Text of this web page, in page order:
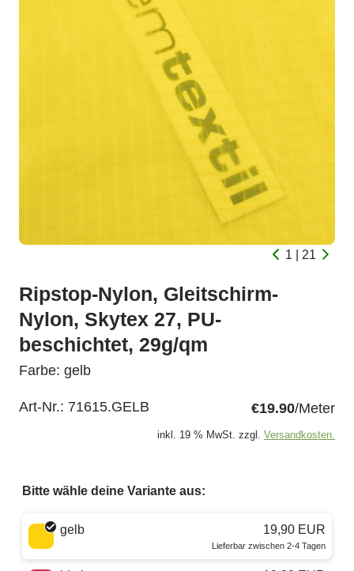
1 | 21
Ripstop-Nylon, Gleitschirm-
Nylon, Skytex 27, PU-
beschichtet, 29g/qm
Farbe: gelb
Art-Nr.: 71615.GELB €19.90/Meter
inkl. 19 % MwSt. zzgl. Versandkosten.
Bitte wähle deine Variante aus:
Wähle eine Farbe
gelb 19,90 EUR
Lieferbar zwischen 2-4 Tagen